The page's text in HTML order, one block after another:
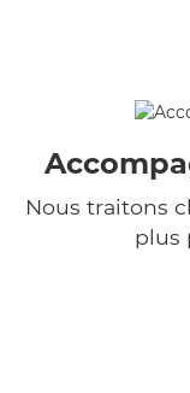
Nous traitons
plus